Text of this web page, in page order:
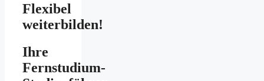
Flexibel
weiterbilden!
Ihre
Fernstudium-